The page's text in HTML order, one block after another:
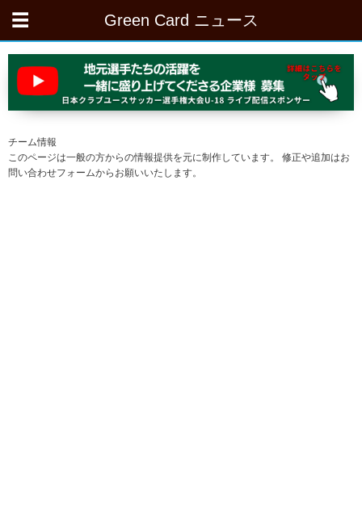
Green Card ニュース
チーム情報
このページは一般の方からの情報提供を元に制作しています。 修正や追加はお
問い合わせフォームからお願いいたします。